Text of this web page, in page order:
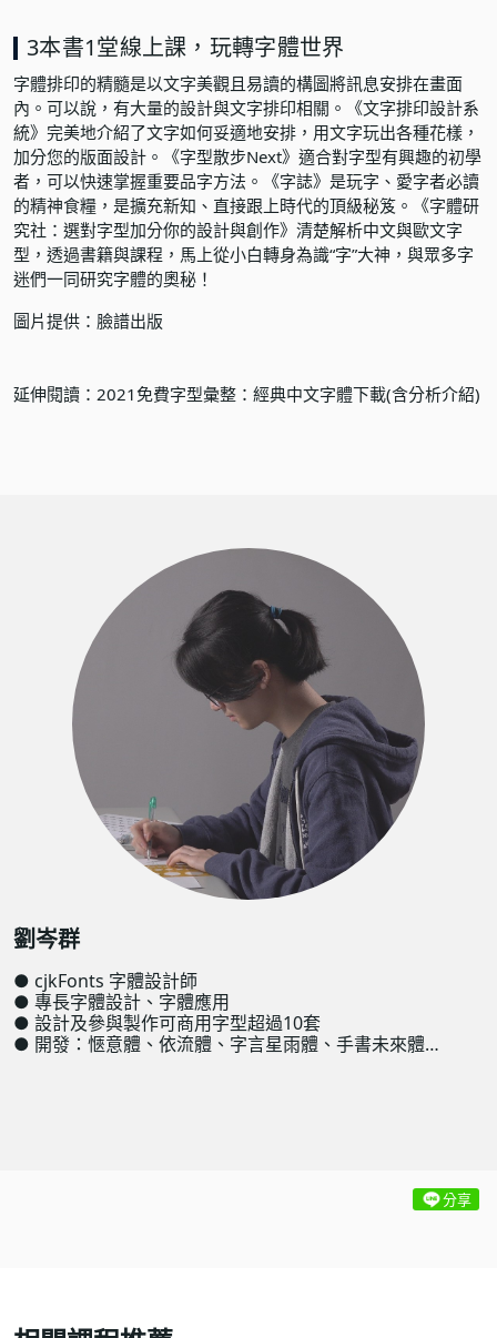
3本書1堂線上課，玩轉字體世界
字體排印的精髓是以文字美觀且易讀的構圖將訊息安排在畫面
內。可以說，有大量的設計與文字排印相關。《文字排印設計系
統》完美地介紹了文字如何妥適地安排，用文字玩出各種花樣，
加分您的版面設計。《字型散步Next》適合對字型有興趣的初學
者，可以快速掌握重要品字方法。《字誌》是玩字、愛字者必讀
的精神食糧，是擴充新知、直接跟上時代的頂級秘笈。
《字體研
究社：選對字型加分你的設計與創作》 清楚解析中文與歐文字
型，透過書籍與課程，馬上從小白轉身為識“字”大神，與眾多字
迷們一同研究字體的奧秘！
圖片提供：臉譜出版
延伸閱讀： 2021免費字型彙整：經典中文字體下載(含分析介紹)
劉岑群
● cjkFonts 字體設計師
● 專長字體設計、字體應用
● 設計及參與製作可商用字型超過10套
● 開發：愜意體、依流體、字言星雨體、手書未來體…
分享